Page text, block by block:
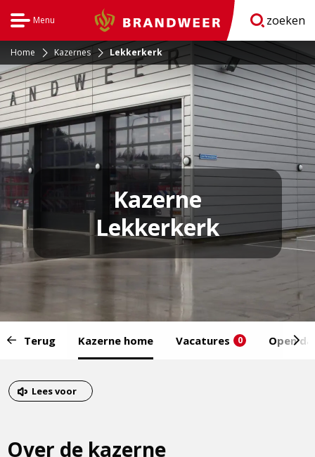
Menu Brandweer zoeken
Home Kazernes Lekkerkerk
Kazerne
Lekkerkerk
van
menu:
Terug Kazerne home Vacatures 0 Open
van
het
Dit
externe
Lees voor
Over de kazerne